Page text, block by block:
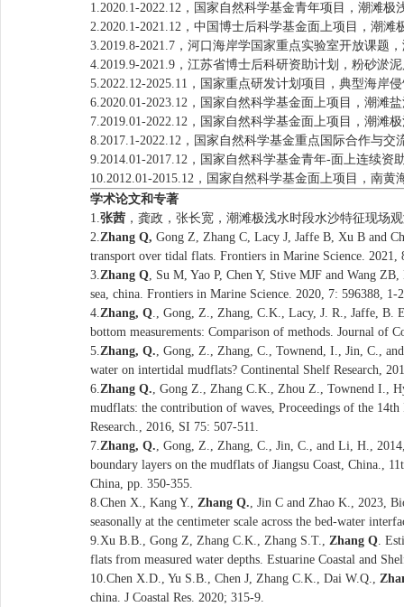
1.2020.1-2022.12，国家自然科学基金青年项目，潮滩
2.2020.1-2021.12，中国博士后科学基金面上项目，潮
3.2019.8-2021.7，河口海岸学国家重点实验室开放课题
4.2019.9-2021.9，江苏省博士后科研资助计划，粉砂淤
5.2022.12-2025.11，国家重点研发计划项目，典型海岸
6.2020.01-2023.12，国家自然科学基金面上项目，潮滩
7.2019.01-2022.12，国家自然科学基金面上项目，潮滩
8.2017.1-2022.12，国家自然科学基金重点国际合作与
9.2014.01-2017.12，国家自然科学基金青年-面上连续
10.2012.01-2015.12，国家自然科学基金面上项目，南
学术论文和专著
1.张茜 ，龚政，张长宽，潮滩极浅水时段水沙特征现场
2.Zhang Q, Gong Z, Zhang C, Lacy J, Jaffe B, Xu B and
transport over tidal flats. Frontiers in Marine Science. 2021,
3.Zhang Q, Su M, Yao P, Chen Y, Stive MJF and Wang
sea, china. Frontiers in Marine Science. 2020, 7: 596388, 1-
4.Zhang, Q., Gong, Z., Zhang, C.K., Lacy, J. R., Jaffe, B.
bottom measurements: Comparison of methods. Journal of
5.Zhang, Q., Gong, Z., Zhang, C., Townend, I., Jin, C.,
water on intertidal mudflats? Continental Shelf Research,
6.Zhang Q., Gong Z., Zhang C.K., Zhou Z., Townend I.,
mudflats: the contribution of waves, Proceedings of the
Research., 2016, SI 75: 507-511.
7.Zhang, Q., Gong, Z., Zhang, C., Jin, C., and Li, H.,
boundary layers on the mudflats of Jiangsu Coast, China.,
China, pp. 350-355.
8.Chen X., Kang Y., Zhang Q., Jin C and Zhao K., 2023,
seasonally at the centimeter scale across the bed-water
9.Xu B.B., Gong Z, Zhang C.K., Zhang S.T., Zhang Q.
flats from measured water depths. Estuarine Coastal and
10.Chen X.D., Yu S.B., Chen J, Zhang C.K., Dai W.Q.,
china. J Coastal Res. 2020; 315-9.